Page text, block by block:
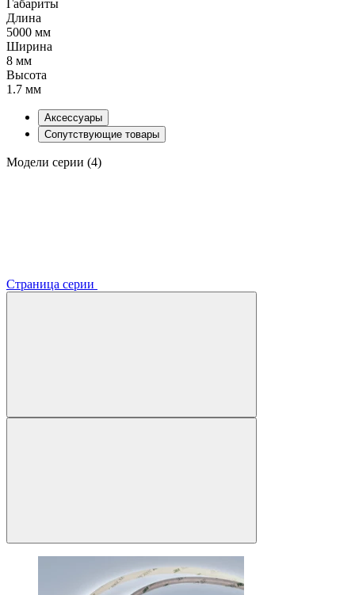
Габариты
Длина
5000 мм
Ширина
8 мм
Высота
1.7 мм
Аксессуары
Сопутствующие товары
Модели серии (4)
Страница серии